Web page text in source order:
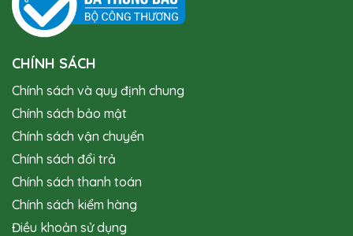
CHÍNH SÁCH
Chính sách và quy định chung
Chính sách bảo mật
Chính sách vận chuyển
Chính sách đổi trả
Chính sách thanh toán
Chính sách kiểm hàng
Điều khoản sử dụng